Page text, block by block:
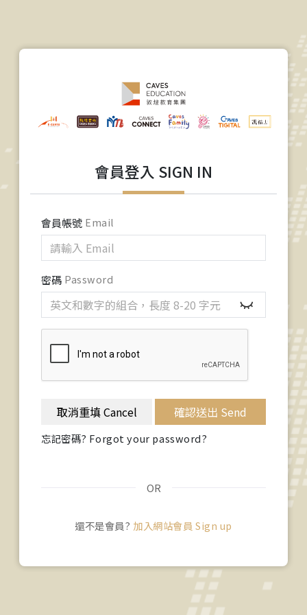
會員登入 SIGN IN
會員帳號 Email
密碼 Password
取消重填 Cancel 確認送出 Send
忘記密碼? Forgot your password?
OR
還不是會員? 加入網站會員 Sign up